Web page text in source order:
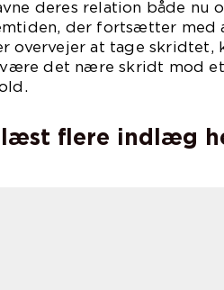
deres relation både nu
der fortsætter med
overvejer at tage skridtet,
være det nære skridt mod
læst flere indlæg